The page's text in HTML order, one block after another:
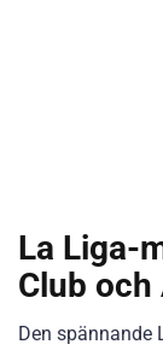
La Liga-
Club och
Den spännande